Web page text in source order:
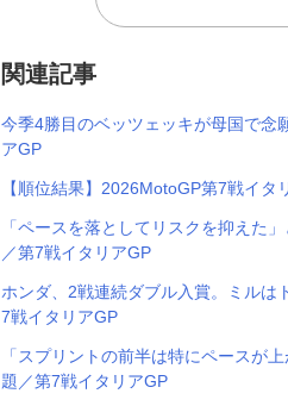
関連記事
今季4勝目のベッツェッキが母国で念
アGP
【順位結果】2026MotoGP第7戦イタ
「ペースを落としてリスクを抑えた
／第7戦イタリアGP
ホンダ、2戦連続ダブル入賞。ミルは
7戦イタリアGP
「スプリントの前半は特にペースが
題／第7戦イタリアGP